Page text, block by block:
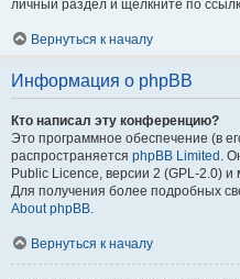
личный раздел и щёлкните по
Вернуться к началу
Информация о phpBB
Кто написал эту конференцию?
Это программное обеспечение (в
распространяется phpBB Limited .
Public Licence, версии 2 (GPL-2.0)
Для получения более подробных
About phpBB.
Вернуться к началу